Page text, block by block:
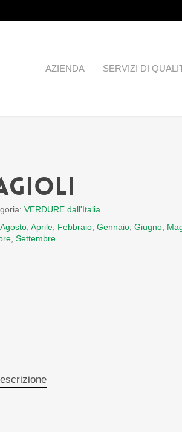
AZIENDA SERVIZI DI
VERDURE dall'Italia
Agosto, Aprile, Febbraio, Gennaio, Giugno,
, Settembre